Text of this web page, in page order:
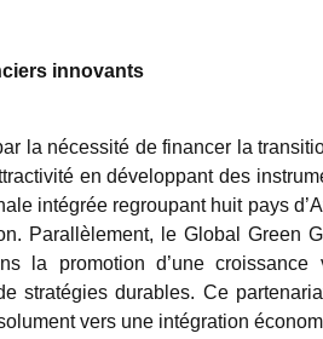
innovants
la nécessité de financer la
en développant des
intégrée regroupant huit pays
Parallèlement, le Global Green
la promotion d’une
stratégies durables. Ce
vers une intégration